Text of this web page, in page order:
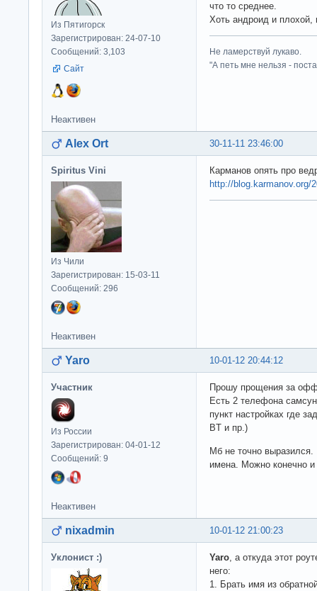
Из Пятигорск
Зарегистрирован: 24-07-10
Сообщений: 3,103
Сайт
что то среднее.
Хоть андроид и плохой,
Не ламерствуй лукаво.
"А петь мне нельзя -
Неактивен
30-11-11 23:46:00
Alex Ort
Spiritus Vini
Из Чили
Зарегистрирован: 15-03-11
Сообщений: 296
Карманов опять про
http://blog.karmanov.org/
Неактивен
10-01-12 20:44:12
Yaro
Участник
Из России
Зарегистрирован: 04-01-12
Сообщений: 9
Прошу прощения за
Есть 2 телефона
пункт настройках где
BT и пр.)
Мб не точно
имена. Можно конечно
Неактивен
10-01-12 21:00:23
nixadmin
Уклонист :) Yaro, а откуда этот
него:
1. Брать имя из